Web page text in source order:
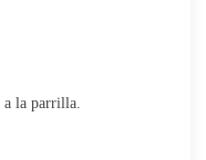
a la parrilla.